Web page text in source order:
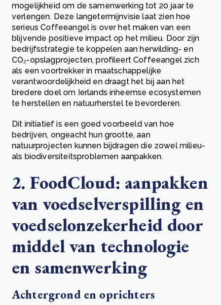
mogelijkheid om de samenwerking tot 20 jaar te
verlengen. Deze langetermijnvisie laat zien hoe
serieus Coffeeangel is over het maken van een
blijvende positieve impact op het milieu. Door zijn
bedrijfsstrategie te koppelen aan herwilding- en
CO₂-opslagprojecten, profileert Coffeeangel zich
als een voortrekker in maatschappelijke
verantwoordelijkheid en draagt het bij aan het
bredere doel om Ierlands inheemse ecosystemen
te herstellen en natuurherstel te bevorderen.
Dit initiatief is een goed voorbeeld van hoe
bedrijven, ongeacht hun grootte, aan
natuurprojecten kunnen bijdragen die zowel milieu-
als biodiversiteitsproblemen aanpakken.
2. FoodCloud: aanpakken
van voedselverspilling en
voedselonzekerheid door
middel van technologie
en samenwerking
Achtergrond en oprichters